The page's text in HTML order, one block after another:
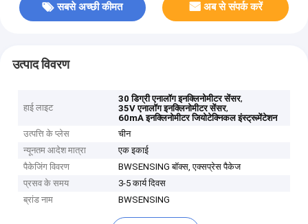
सबसे अच्छी कीमत अब से संपर्क करें
उत्पाद विवरण
हाई लाइट
30 डिग्री एनालॉग इनक्लिनोमीटर सेंसर,
35V एनालॉग इनक्लिनोमीटर सेंसर,
60mA इनक्लिनोमीटर जियोटेक्निकल इंस्ट्रूमेंटेशन
उत्पत्ति के प्लेस
चीन
न्यूनतम आदेश मात्रा
एक इकाई
पैकेजिंग विवरण
BWSENSING बॉक्स, एक्सप्रेस पैकेज
प्रसव के समय
3-5 कार्य दिवस
ब्रांड नाम
BWSENSING